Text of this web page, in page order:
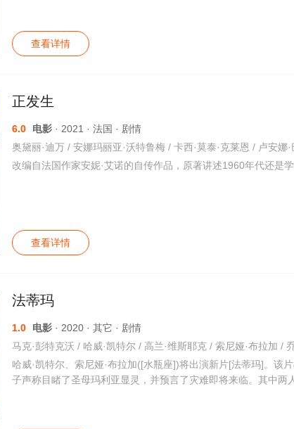
查看详情
正发生
6.0 电影 · 2021 · 法国 · 剧情
改编自法国作家安妮·艾诺的自传作品，原著讲述1960年代还是
查看详情
法蒂玛
1.0 电影 · 2020 · 其它 · 剧情
哈威·凯特尔、索尼娅·布拉加([水瓶座])将出演新片[法蒂玛]。该
子声称目睹了圣母玛利亚显灵，并预言了灾难即将来临。其中两